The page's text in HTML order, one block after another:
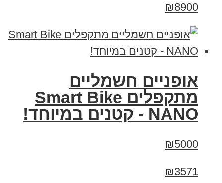
₪8900
אופניים חשמליים
מתקפלים Smart Bike
NANO - קטנים במיוחד!
₪5000
₪3571